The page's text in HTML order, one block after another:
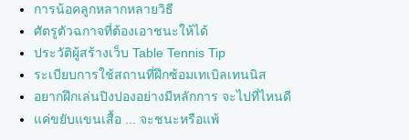
การน้อคลูกหลากหลายวิธี
ศัตรูตัวฉกาจที่ต้องเอาชนะให้ได้
ประวัติผู้สร้างเว็บ Table Tennis Tip
ระเบียบการใช้สถานที่ฝึกซ้อมเทเบิลเทนนิส
อยากฝึกเล่นปิงปองอย่างมีหลักการ จะไปที่ไหนดี
แค่ขยับแขนเสื้อ ... จะชนะหรือแพ้